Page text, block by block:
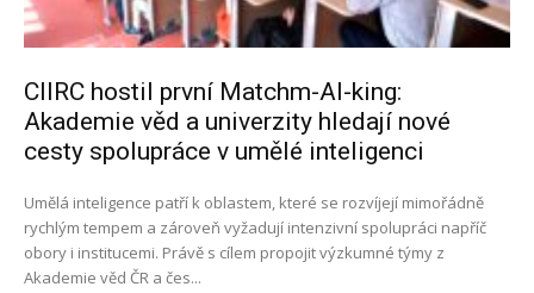
CIIRC hostil první Matchm-AI-king:
Akademie věd a univerzity hledají nové
cesty spolupráce v umělé inteligenci
Umělá inteligence patří k oblastem, které se rozvíjejí mimořádně
rychlým tempem a zároveň vyžadují intenzivní spolupráci napříč
obory i institucemi. Právě s cílem propojit výzkumné týmy z
Akademie věd ČR a čes...